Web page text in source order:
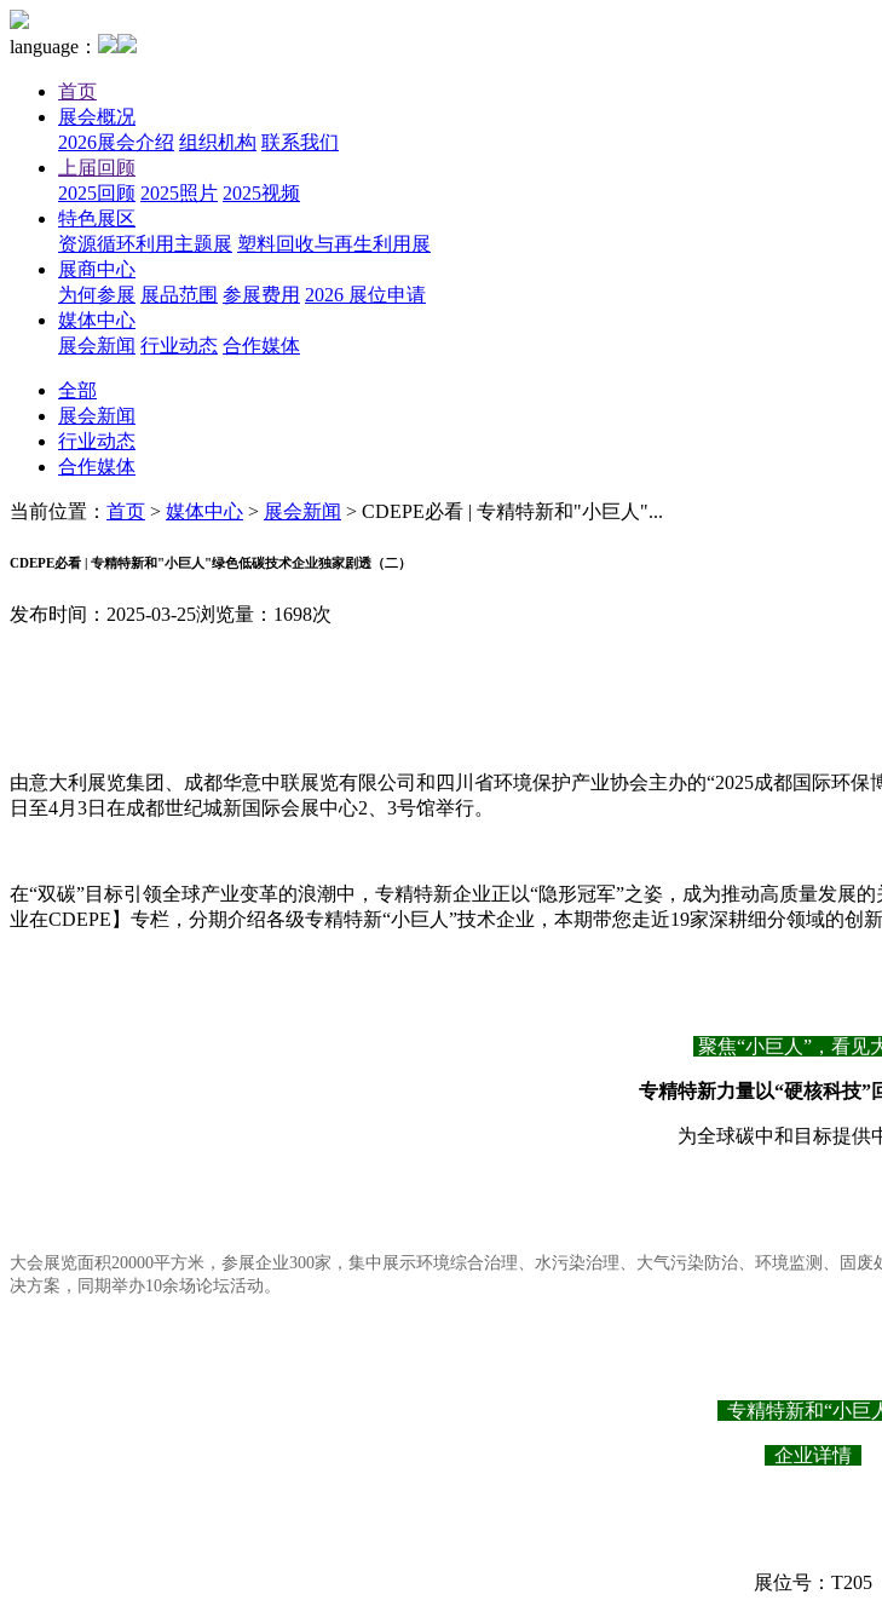
language：
首页
展会概况
2026展会介绍 组织机构 联系我们
上届回顾
2025回顾 2025照片 2025视频
特色展区
资源循环利用主题展 塑料回收与再生利用展
展商中心
为何参展 展品范围 参展费用 2026 展位申请
媒体中心
展会新闻 行业动态 合作媒体
全部
展会新闻
行业动态
合作媒体
当前位置： 首页 > 媒体中心 > 展会新闻 > CDEPE必看 | 专精特新和"小巨人"...
CDEPE必看 | 专精特新和"小巨人"绿色低碳技术企业独家剧透（二）
发布时间：2025-03-25浏览量：1698次
由意大利展览集团、成都华意中联展览有限公司和四川省环境保护产业协会主办的“2025成都国际环
日至4月3日在成都世纪城新国际会展中心2、3号馆举行。
在“双碳”目标引领全球产业变革的浪潮中，专精特新企业正以“隐形冠军”之姿，成为推动高质量发展
业在CDEPE 】 专栏，分期介绍各级专精特新“小巨人”技术企业，本期带您走近19家深耕细分领域的创新
聚焦“小巨人”，看见
专精特新力量以“硬核科技”
为全球碳中和目标提供
大会展览面积20000平方米，参展企业300家，集中展示环境综合治理、水污染治理、大气污染防治、环境监测、固
决方案，同期举办10余场论坛活动。
专精特新和“小巨
企业详情
展位号：T205